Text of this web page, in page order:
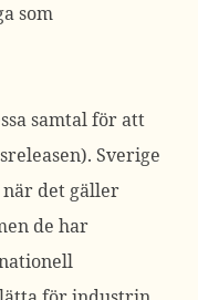
som
samtal för att
Sverige
det gäller
de har